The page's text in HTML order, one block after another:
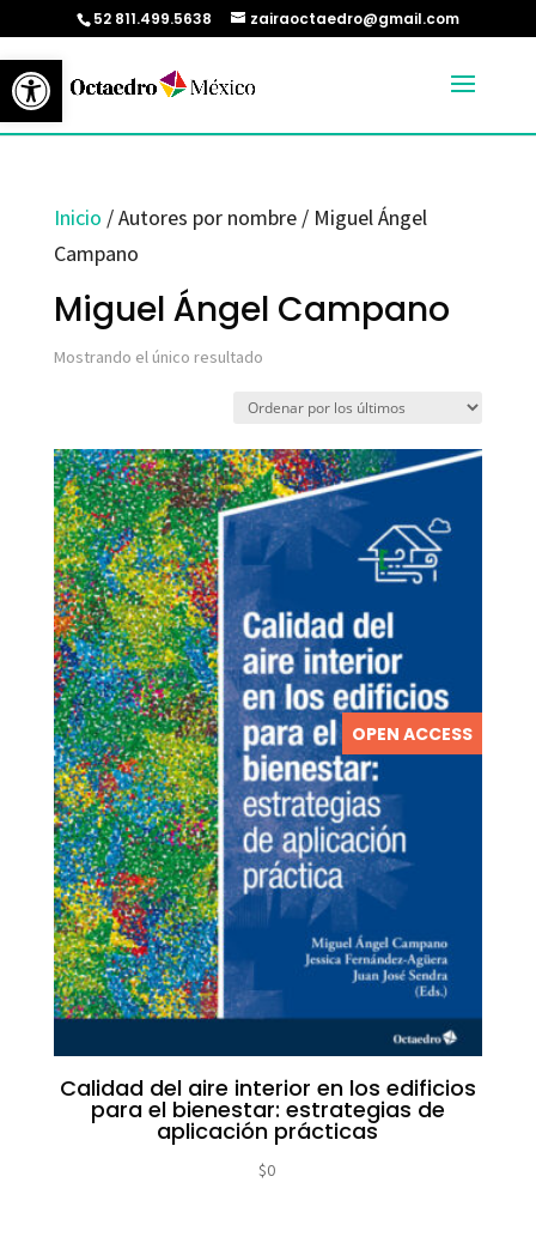
Abrir barra de herramientas
52 811.499.5638 zairaoctaedro@gmail.com
Inicio / Autores por nombre / Miguel Ángel
Campano
Miguel Ángel Campano
Mostrando el único resultado
OPEN ACCESS
Calidad del aire interior en los edificios
para el bienestar: estrategias de
aplicación prácticas
$0